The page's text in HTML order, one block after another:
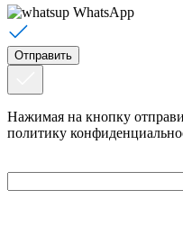
WhatsApp
Нажимая на кнопку
политику